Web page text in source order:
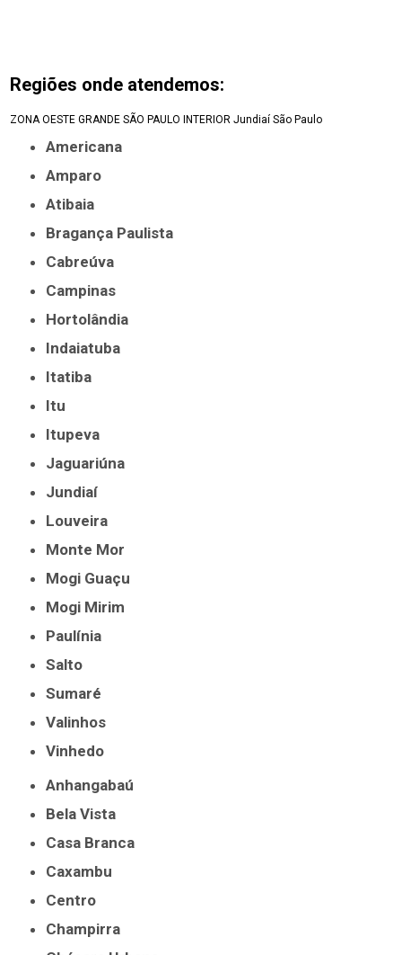
Regiões onde atendemos:
ZONA OESTE GRANDE SÃO PAULO INTERIOR Jundiaí São Paulo
Americana
Amparo
Atibaia
Bragança Paulista
Cabreúva
Campinas
Hortolândia
Indaiatuba
Itatiba
Itu
Itupeva
Jaguariúna
Jundiaí
Louveira
Monte Mor
Mogi Guaçu
Mogi Mirim
Paulínia
Salto
Sumaré
Valinhos
Vinhedo
Anhangabaú
Bela Vista
Casa Branca
Caxambu
Centro
Champirra